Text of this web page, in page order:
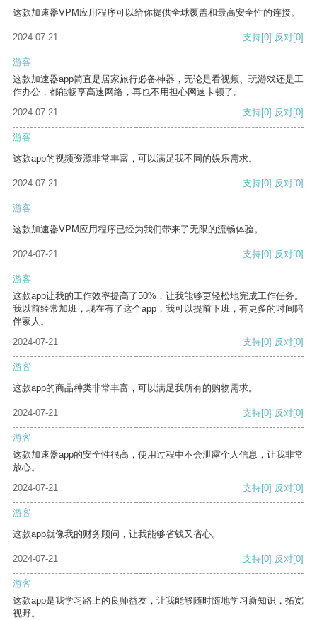
这款加速器VPM应用程序可以给你提供全球覆盖和最高安全性的连接。
2024-07-21 支持[0] 反对[0]
游客
这款加速器app简直是居家旅行必备神器，无论是看视频、玩游戏还是工
作办公，都能畅享高速网络，再也不用担心网速卡顿了。
2024-07-21
支持[0] 反对[0]
游客
这款app的视频资源非常丰富，可以满足我不同的娱乐需求。
2024-07-21 支持[0] 反对[0]
游客
这款加速器VPM应用程序已经为我们带来了无限的流畅体验。
2024-07-21 支持[0] 反对[0]
游客
这款app让我的工作效率提高了50%，让我能够更轻松地完成工作任务。
我以前经常加班，现在有了这个app，我可以提前下班，有更多的时间陪
伴家人。
2024-07-21
支持[0] 反对[0]
游客
这款app的商品种类非常丰富，可以满足我所有的购物需求。
2024-07-21 支持[0] 反对[0]
游客
这款加速器app的安全性很高，使用过程中不会泄露个人信息，让我非常
放心。
2024-07-21
支持[0] 反对[0]
游客
这款app就像我的财务顾问，让我能够省钱又省心。
2024-07-21 支持[0] 反对[0]
游客
这款app是我学习路上的良师益友，让我能够随时随地学习新知识，拓宽
视野。